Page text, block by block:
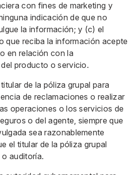
con fines de marketing y
indicación de que no
la información; y (c) el
que reciba la información acepte
en relación con la
producto o servicio.
de la póliza grupal para
de reclamaciones o realizar
operaciones o los servicios de
o del agente, siempre que
sea razonablemente
el titular de la póliza grupal
auditoría.